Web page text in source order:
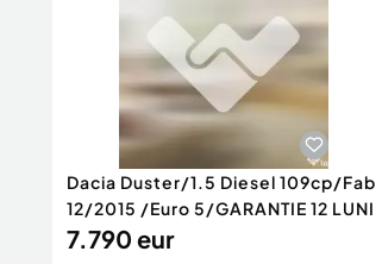
Dacia Duster/1.5 Diesel 109cp/Fab
12/2015 /Euro 5/GARANTIE 12 LUNI
7.790 eur